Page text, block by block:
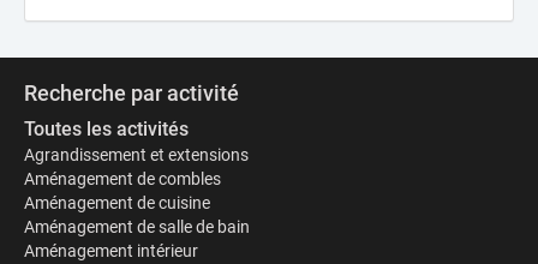
Recherche par activité
Toutes les activités
Agrandissement et extensions
Aménagement de combles
Aménagement de cuisine
Aménagement de salle de bain
Aménagement intérieur